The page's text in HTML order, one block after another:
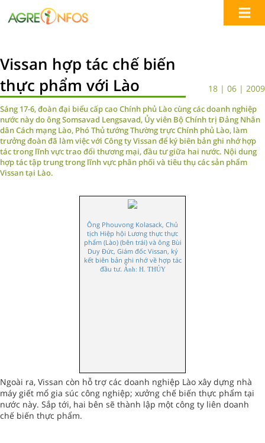
Vissan hợp tác chế biến
thực phẩm với Lào
18 | 06 | 2009
Sáng 17-6, đoàn đại biểu cấp cao Chính phủ Lào cùng các doanh nghiệp
nước này do ông Somsavad Lengsavad, Ủy viên Bộ Chính trị Đảng Nhân
dân Cách mạng Lào, Phó Thủ tướng Thường trực Chính phủ Lào, làm
trưởng đoàn đã làm việc với Công ty Vissan để ký biên bản ghi nhớ hợp
tác trong lĩnh vực trao đổi thương mại, đầu tư giữa hai nước. Nội dung
hợp tác tập trung trong lĩnh vực phân phối và tiêu thụ các sản phẩm
Vissan tại Lào.
Ông Phouvong Kolasack, Chủ
tịch Hiệp hội Lương thực thực
phẩm (Lào) (bên trái) và ông Bùi
Duy Đức, Giám đốc Vissan, ký
kết biên bản ghi nhớ về hợp tác
đầu tư. Ảnh: H. THÚY
Ngoài ra, Vissan còn hỗ trợ các doanh nghiệp Lào xây dựng nhà
máy giết mổ gia súc công nghiệp; xưởng chế biến thực phẩm tại
nước này. Sắp tới, hai bên sẽ thành lập một công ty liên doanh
chế biến thực phẩm.